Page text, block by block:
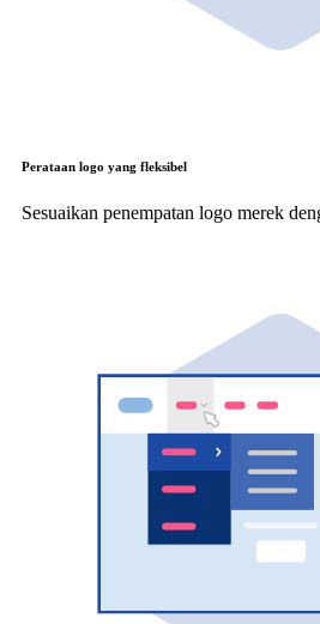
Perataan logo yang fleksibel
Sesuaikan penempatan logo merek